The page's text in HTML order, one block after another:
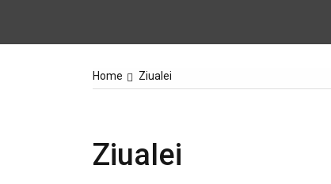
Home ZiuaIei
ZiuaIei